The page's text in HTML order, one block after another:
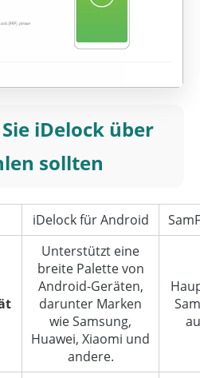
iDelock über
sollten
iDelock für Android
Unterstützt eine
breite Palette von
Android-Geräten,
darunter Marken
wie Samsung,
Huawei, Xiaomi und
andere.